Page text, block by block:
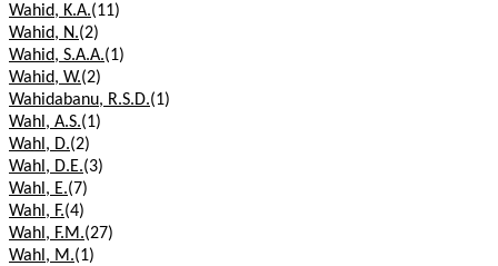
Wahid, K.A.(11)
Wahid, N.(2)
Wahid, S.A.A.(1)
Wahid, W.(2)
Wahidabanu, R.S.D.(1)
Wahl, A.S.(1)
Wahl, D.(2)
Wahl, D.E.(3)
Wahl, E.(7)
Wahl, F.(4)
Wahl, F.M.(27)
Wahl, M.(1)